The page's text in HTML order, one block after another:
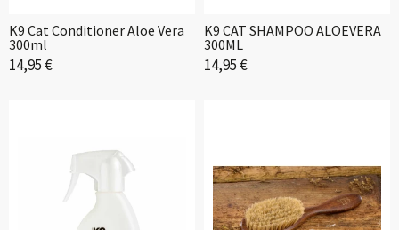
K9 Cat Conditioner Aloe Vera
300ml
14,95 €
K9 CAT SHAMPOO ALOEVERA
300ML
14,95 €